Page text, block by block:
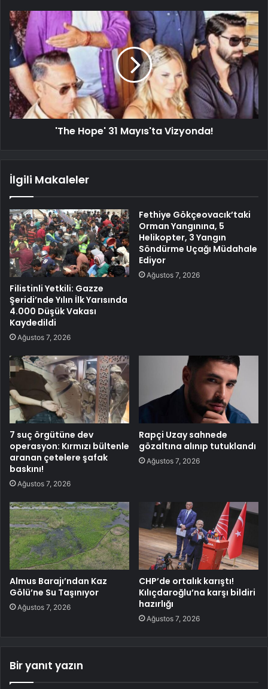
'The Hope' 31 Mayıs'ta Vizyonda!
İlgili Makaleler
Filistinli Yetkili: Gazze
Şeridi’nde Yılın İlk Yarısında
4.000 Düşük Vakası
Kaydedildi
Ağustos 7, 2026
Fethiye Gökçeovacık’taki
Orman Yangınına, 5
Helikopter, 3 Yangın
Söndürme Uçağı Müdahale
Ediyor
Ağustos 7, 2026
7 suç örgütüne dev
operasyon: Kırmızı bültenle
aranan çetelere şafak
baskını!
Ağustos 7, 2026
Rapçi Uzay sahnede
gözaltına alınıp tutuklandı
Ağustos 7, 2026
Almus Barajı’ndan Kaz
Gölü’ne Su Taşınıyor
Ağustos 7, 2026
CHP’de ortalık karıştı!
Kılıçdaroğlu’na karşı bildiri
hazırlığı
Ağustos 7, 2026
Bir yanıt yazın